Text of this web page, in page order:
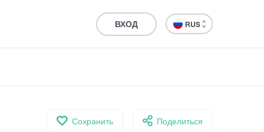
ВХОД RUS
Сохранить Поделиться